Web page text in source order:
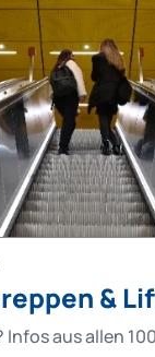
&
Infos aus allen